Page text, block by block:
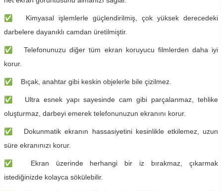
✅ Kimyasal işlemlerle güçlendirilmiş, çok yüksek derecedeki
darbelere dayanıklı camdan üretilmiştir.
✅Telefonunuzu diğer tüm ekran koruyucu filmlerden daha iyi
korur.
✅ Bıçak, anahtar gibi keskin objelerle bile çizilmez.
✅ Ultra esnek yapı sayesinde cam gibi parçalanmaz, tehlike
oluşturmaz, darbeyi emerek telefonunuzun ekranını korur.
✅ Dokunmatik ekranın hassasiyetini kesinlikle etkilemez, uzun
süre ekranınızı korur.
✅ Ekran üzerinde herhangi bir iz bırakmaz, çıkarmak
istediğinizde kolayca sökülebilir.